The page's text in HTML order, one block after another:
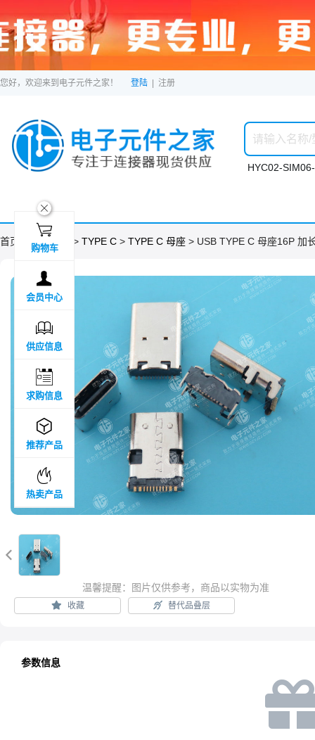
您好，欢迎来到电子元件之家！ 登陆 注册
HYC02-
首页 > 分类目录 > TYPE C > TYPE C 母座 > USB TYPE C 母座16P 加

温馨提醒：图片仅供参考，商品以实物为准
收藏 替代品叠层
参数信息
ဆ

购物车

会员中心

供应信息

求购信息

推荐产品

热卖产品